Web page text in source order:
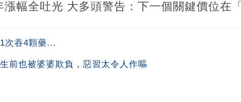
幅全吐光 大多頭警告：下一個關鍵價位在
次吞4顆藥...
前也被婆婆欺負，惡習太令人作嘔